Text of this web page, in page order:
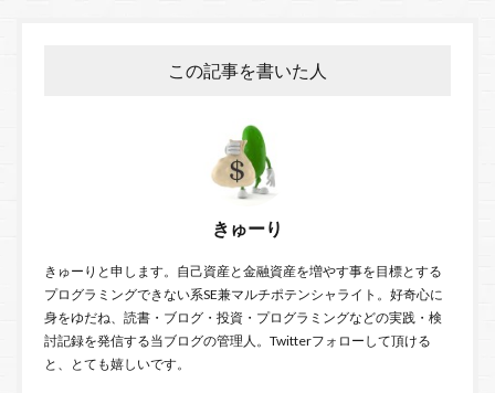
この記事を書いた人
きゅーり
きゅーりと申します。自己資産と金融資産を増やす事を目標とする
プログラミングできない系SE兼マルチポテンシャライト。好奇心に
身をゆだね、読書・ブログ・投資・プログラミングなどの実践・検
討記録を発信する当ブログの管理人。Twitterフォローして頂ける
と、とても嬉しいです。